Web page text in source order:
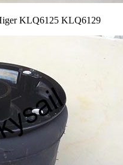
KLQ6125 KLQ6129